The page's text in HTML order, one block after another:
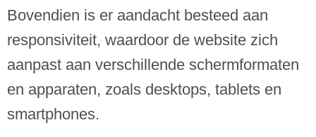
Bovendien is er aandacht besteed aan
responsiviteit, waardoor de website zich
aanpast aan verschillende schermformaten
en apparaten, zoals desktops, tablets en
smartphones.